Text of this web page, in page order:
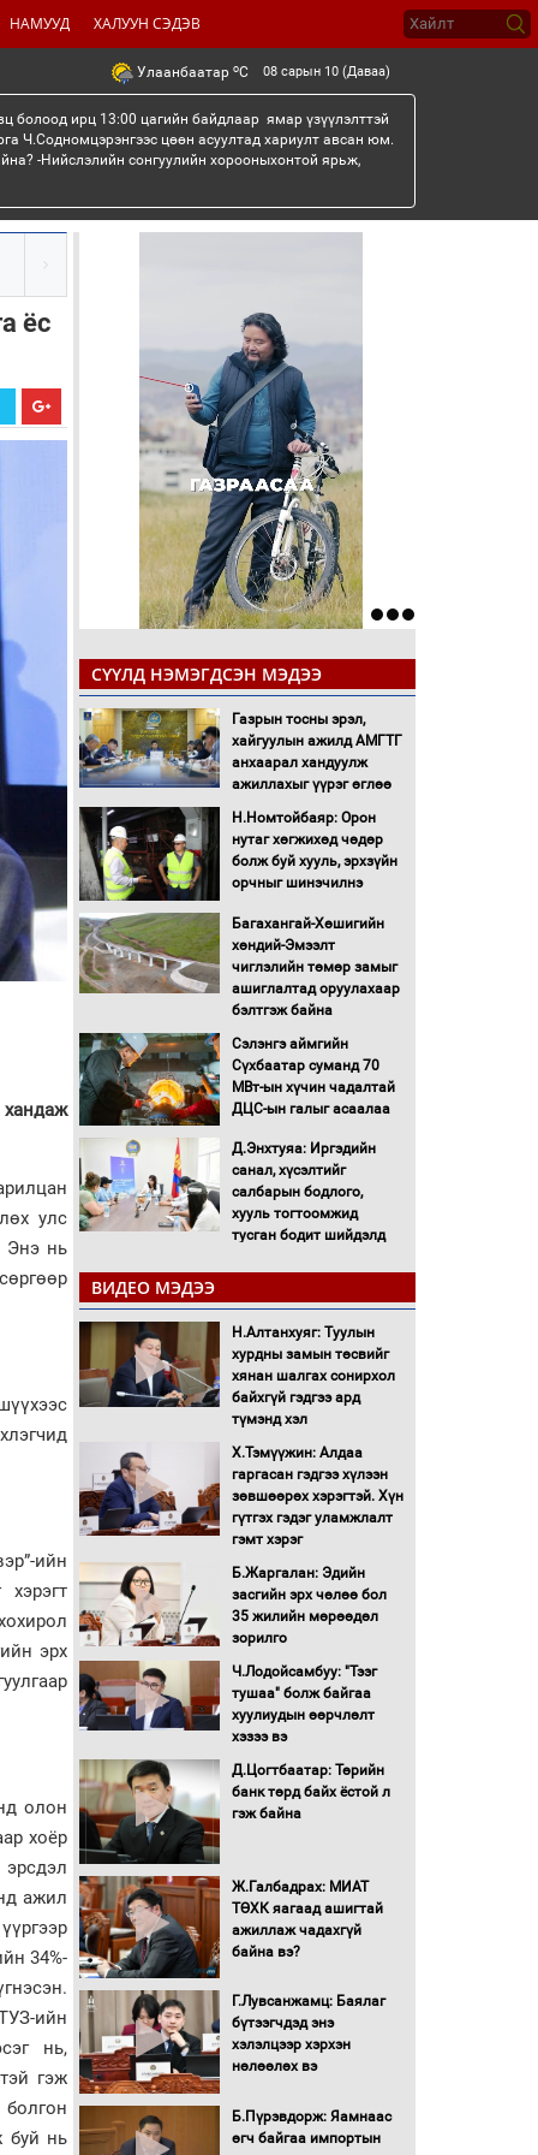
НАМУУД ХАЛУУН СЭДЭВ
Улаанбаатар oC 08 сарын 10 (Даваа)
болоод ирц 13:00 цагийн байдлаар ямар үзүүлэлттэй
Ч.Содномцэрэнгээс цөөн асуултад хариулт авсан юм.
-Нийслэлийн сонгуулийн хорооныхонтой ярьж,
ёс
хандаж
улс
Энэ нь
ийн
эрх
олон
хоёр
ажил
34%-
ийн
нь,
гэж
буй нь
СҮҮЛД НЭМЭГДСЭН МЭДЭЭ
Газрын тосны эрэл,
хайгуулын ажилд АМГТГ
анхаарал хандуулж
ажиллахыг үүрэг өглөө
Н.Номтойбаяр: Орон
нутаг хөгжихөд чөдөр
болж буй хууль, эрхзүйн
орчныг шинэчилнэ
Багахангай-Хөшигийн
хөндий-Эмээлт
чиглэлийн төмөр замыг
ашиглалтад оруулахаар
бэлтгэж байна
Сэлэнгэ аймгийн
Сүхбаатар суманд 70
МВт-ын хүчин чадалтай
ДЦС-ын галыг асаалаа
Д.Энхтуяа: Иргэдийн
санал, хүсэлтийг
салбарын бодлого,
хууль тогтоомжид
тусган бодит шийдэлд
Засгийн газраас
хөнгөлөлттэй зээлээр
дэмжсэний үр дүнд
шатахуун хадгалах
савнууд эхнээсээ
ашиглалтад орж байна
“Цааснаас чөлөөлье”
зөвлөлдөх хэлэлцүүлэг
боллоо
"ДЦС-3” ТӨХК-ийн нэн
шаардлагатай
“Турбингенератор-5”-ын
шинэчлэлийн төсвийг
УИХ-ын дарга
С.Бямбацогт Сутай
хайрхны тэнгэрийг тахих
С.Амарсайхан: Иргэдийг
хохироосон ААН-ийн
Н.Номтойбаяр:
Аймгуудад тулгамдаж
буй асуудлуудыг
шийдвэрлүүлнэ
С.Бямбацогт Зүүн Азийн
эрэгтэйчүүдийн
оролцож байгаа баг
тамирчдад амжилт
ВИДЕО МЭДЭЭ
Н.Алтанхуяг: Туулын
хурдны замын төсвийг
хянан шалгах сонирхол
байхгүй гэдгээ ард
түмэнд хэл
Х.Тэмүүжин: Алдаа
гаргасан гэдгээ хүлээн
зөвшөөрөх хэрэгтэй. Хүн
гүтгэх гэдэг уламжлалт
гэмт хэрэг
Б.Жаргалан: Эдийн
засгийн эрх чөлөө бол
35 жилийн мөрөөдөл
зорилго
Ч.Лодойсамбуу: "Тээг
тушаа" болж байгаа
хуулиудын өөрчлөлт
хэзээ вэ
Д.Цогтбаатар: Төрийн
банк төрд байх ёстой л
гэж байна
Ж.Галбадрах: МИАТ
ТӨХК яагаад ашигтай
ажиллаж чадахгүй
байна вэ?
Г.Лувсанжамц: Баялаг
бүтээгчдэд энэ
хэлэлцээр хэрхэн
нөлөөлөх вэ
Б.Пүрэвдорж: Яамнаас
өгч байгаа импортын